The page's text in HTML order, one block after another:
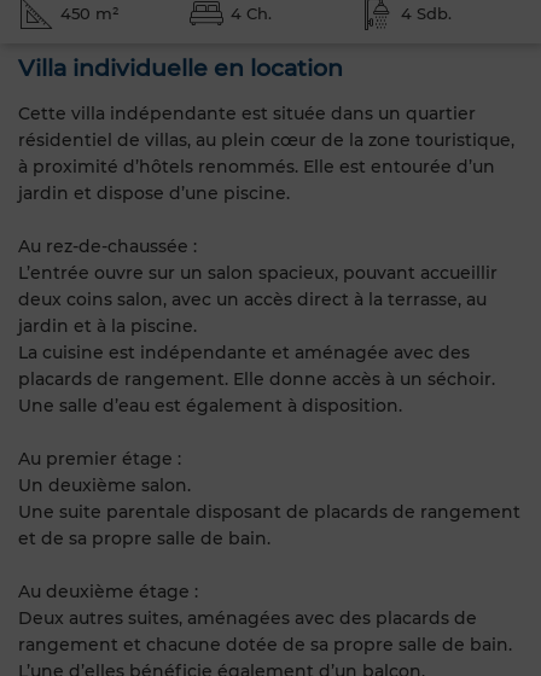
450 m² 4 Ch. 4 Sdb.
Villa individuelle en location
Cette villa indépendante est située dans un quartier
résidentiel de villas, au plein cœur de la zone touristique,
à proximité d’hôtels renommés. Elle est entourée d’un
jardin et dispose d’une piscine.
Au rez-de-chaussée :
L’entrée ouvre sur un salon spacieux, pouvant accueillir
deux coins salon, avec un accès direct à la terrasse, au
jardin et à la piscine.
La cuisine est indépendante et aménagée avec des
placards de rangement. Elle donne accès à un séchoir.
Une salle d’eau est également à disposition.
Au premier étage :
Un deuxième salon.
Une suite parentale disposant de placards de rangement
et de sa propre salle de bain.
Au deuxième étage :
Deux autres suites, aménagées avec des placards de
rangement et chacune dotée de sa propre salle de bain.
L’une d’elles bénéficie également d’un balcon.